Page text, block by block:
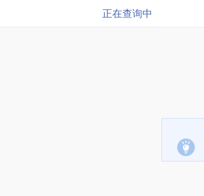
正在查询中